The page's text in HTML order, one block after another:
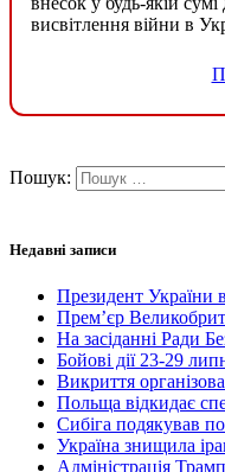
висвітлення війни в
Пошук:
Недавні записи
Президент України
Прем’єр
На засіданні Ради
Бойові дії 23-29
Викриття
Польща відкидає
Сибіга подякував
Україна знищила
Адміністрація